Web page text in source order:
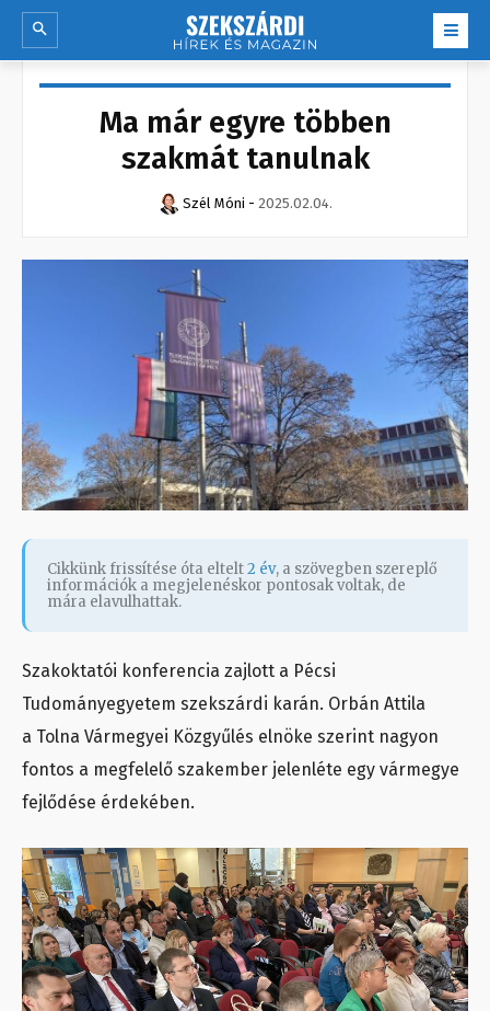
Ma már egyre többen
szakmát tanulnak
Szél Móni - 2025.02.04.
Cikkünk frissítése óta eltelt2 év, a szövegben szereplő
információk a megjelenéskor pontosak voltak, de
mára elavulhattak.
Szakoktatói konferencia zajlott a Pécsi
Tudományegyetem szekszárdi karán. Orbán Attila
a Tolna Vármegyei Közgyűlés elnöke szerint nagyon
fontos a megfelelő szakember jelenléte egy vármegye
fejlődése érdekében.